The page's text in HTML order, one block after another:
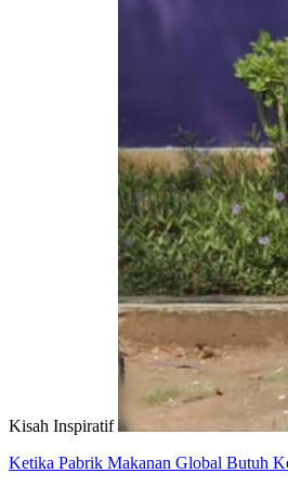
Kisah Inspiratif
Ketika Pabrik Makanan Global Butuh